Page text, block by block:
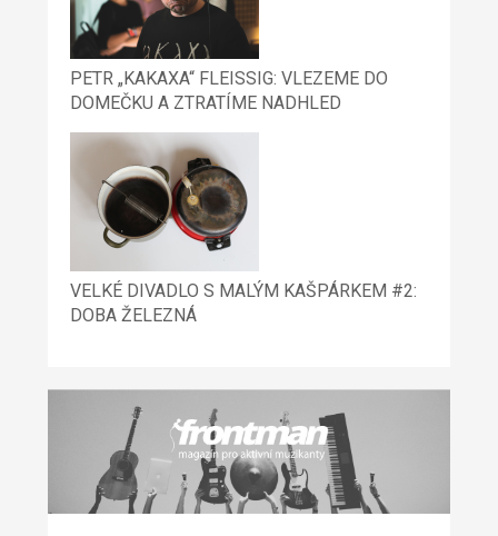
PETR „KAKAXA“ FLEISSIG: VLEZEME DO
DOMEČKU A ZTRATÍME NADHLED
VELKÉ DIVADLO S MALÝM KAŠPÁRKEM #2:
DOBA ŽELEZNÁ